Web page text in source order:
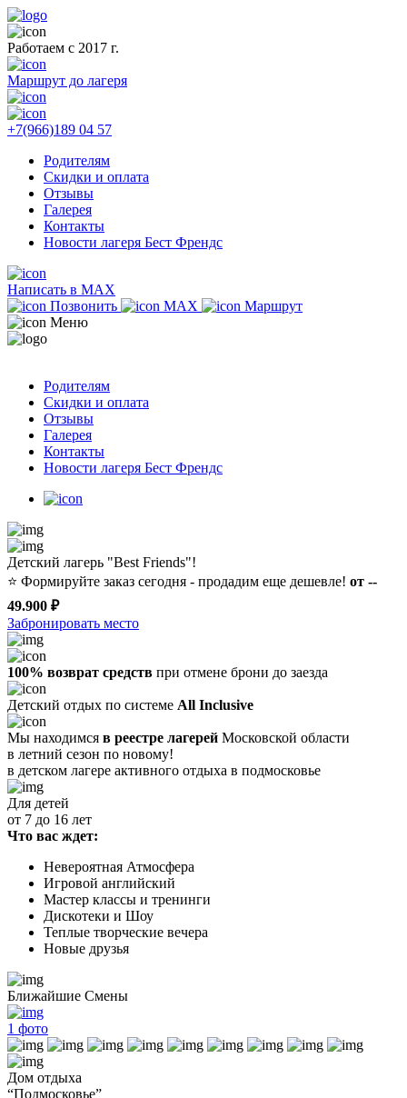
Работаем с 2017 г.
Маршрут до лагеря
+7(966)189 04 57
Родителям
Скидки и оплата
Отзывы
Галерея
Контакты
Новости лагеря Бест Френдс
Написать в MAX
Позвонить
MAX
Маршрут
Меню
Родителям
Скидки и оплата
Отзывы
Галерея
Контакты
Новости лагеря Бест Френдс
Детский лагерь "Best Friends"!
⭐️ Формируйте заказ сегодня - продадим еще дешевле! от --
49.900 ₽
Забронировать место
100% возврат средств при отмене брони до заезда
Детский отдых по системе All Inclusive
Мы находимся в реестре лагерей Московской области
в летний сезон по новому!
в детском лагере активного отдыха в подмосковье
Для детей
от 7 до 16 лет
Что вас ждет:
Невероятная Атмосфера
Игровой английский
Мастер классы и тренинги
Дискотеки и Шоу
Теплые творческие вечера
Новые друзья
Ближайшие Смены
1 фото
Дом отдыха
“Подмосковье”